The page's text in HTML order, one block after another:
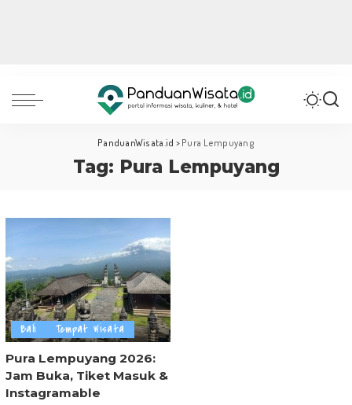
PanduanWisata.id > Pura Lempuyang
Tag: Pura Lempuyang
Bali
Tempat Wisata
Pura Lempuyang 2026:
Jam Buka, Tiket Masuk &
Instagramable